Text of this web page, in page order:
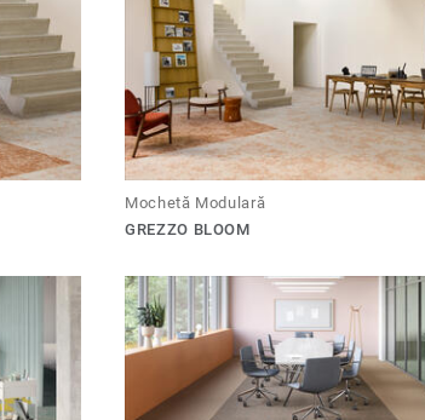
Mochetă Modulară
GREZZO BLOOM